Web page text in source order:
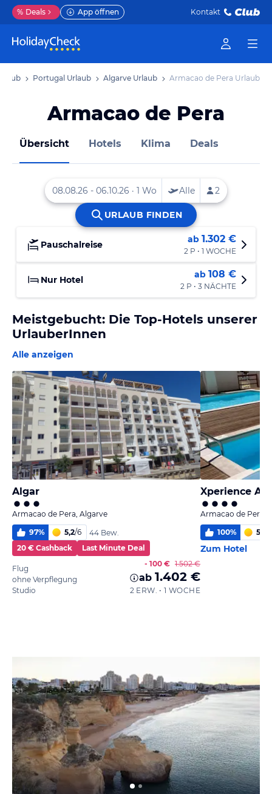
% Deals App öffnen Kontakt
Portugal Urlaub Algarve Urlaub Armacao de Pera Urlaub
Armacao de Pera
Übersicht Hotels Klima Deals
Pauschalreise ab 1.302 €
2 P • 1 WOCHE
Nur Hotel ab 108 €
2 P • 3 NÄCHTE
Meistgebucht: Die Top-Hotels unserer
UrlauberInnen
Alle anzeigen
Algar
Armacao de Pera, Algarve
97% 5,2/6
44 Bew.
20 € Cashback
Last Minute Deal
Flug
ohne Verpflegung
Studio
- 100 € 1.502 €
ab 1.402 €
2 ERW. • 1 WOCHE
Xperience
Armacao de Pera,
100% 5
Zum Hotel